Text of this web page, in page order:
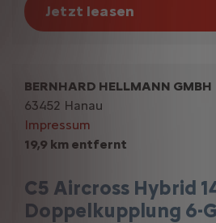
Jetzt leasen
19,9 km entfernt
C5 Aircross Hybrid
Doppelkupplung 6-
BERNHARD HELLMANN GMBH
63452 Hanau
Impressum